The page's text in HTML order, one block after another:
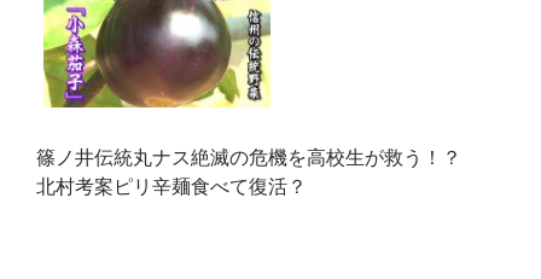
篠ノ井伝統丸ナス絶滅の危機を高校生が救う！？
北村考案ピリ辛麺食べて復活？